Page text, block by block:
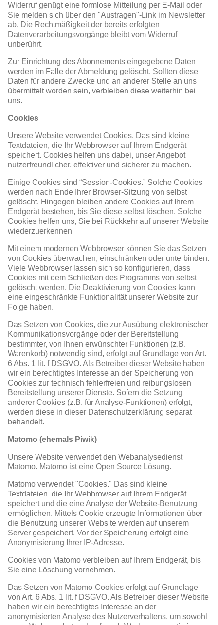
Widerruf genügt eine formlose Mitteilung per E-Mail oder
Sie melden sich über den "Austragen"-Link im Newsletter
ab. Die Rechtmäßigkeit der bereits erfolgten
Datenverarbeitungsvorgänge bleibt vom Widerruf
unberührt.
Zur Einrichtung des Abonnements eingegebene Daten
werden im Falle der Abmeldung gelöscht. Sollten diese
Daten für andere Zwecke und an anderer Stelle an uns
übermittelt worden sein, verbleiben diese weiterhin bei
uns.
Cookies
Unsere Website verwendet Cookies. Das sind kleine
Textdateien, die Ihr Webbrowser auf Ihrem Endgerät
speichert. Cookies helfen uns dabei, unser Angebot
nutzerfreundlicher, effektiver und sicherer zu machen.
Einige Cookies sind “Session-Cookies.” Solche Cookies
werden nach Ende Ihrer Browser-Sitzung von selbst
gelöscht. Hingegen bleiben andere Cookies auf Ihrem
Endgerät bestehen, bis Sie diese selbst löschen. Solche
Cookies helfen uns, Sie bei Rückkehr auf unserer Website
wiederzuerkennen.
Mit einem modernen Webbrowser können Sie das Setzen
von Cookies überwachen, einschränken oder unterbinden.
Viele Webbrowser lassen sich so konfigurieren, dass
Cookies mit dem Schließen des Programms von selbst
gelöscht werden. Die Deaktivierung von Cookies kann
eine eingeschränkte Funktionalität unserer Website zur
Folge haben.
Das Setzen von Cookies, die zur Ausübung elektronischer
Kommunikationsvorgänge oder der Bereitstellung
bestimmter, von Ihnen erwünschter Funktionen (z.B.
Warenkorb) notwendig sind, erfolgt auf Grundlage von Art.
6 Abs. 1 lit. f DSGVO. Als Betreiber dieser Website haben
wir ein berechtigtes Interesse an der Speicherung von
Cookies zur technisch fehlerfreien und reibungslosen
Bereitstellung unserer Dienste. Sofern die Setzung
anderer Cookies (z.B. für Analyse-Funktionen) erfolgt,
werden diese in dieser Datenschutzerklärung separat
behandelt.
Matomo (ehemals Piwik)
Unsere Website verwendet den Webanalysedienst
Matomo. Matomo ist eine Open Source Lösung.
Matomo verwendet "Cookies." Das sind kleine
Textdateien, die Ihr Webbrowser auf Ihrem Endgerät
speichert und die eine Analyse der Website-Benutzung
ermöglichen. Mittels Cookie erzeugte Informationen über
die Benutzung unserer Website werden auf unserem
Server gespeichert. Vor der Speicherung erfolgt eine
Anonymisierung Ihrer IP-Adresse.
Cookies von Matomo verbleiben auf Ihrem Endgerät, bis
Sie eine Löschung vornehmen.
Das Setzen von Matomo-Cookies erfolgt auf Grundlage
von Art. 6 Abs. 1 lit. f DSGVO. Als Betreiber dieser Website
haben wir ein berechtigtes Interesse an der
anonymisierten Analyse des Nutzerverhaltens, um sowohl